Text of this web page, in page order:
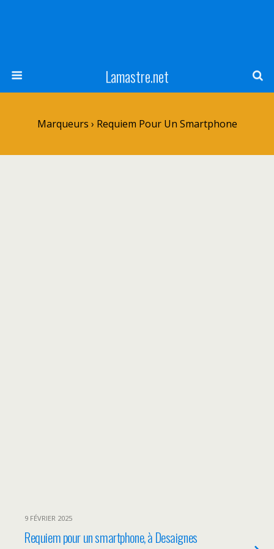
Lamastre.net
Marqueurs › Requiem Pour Un Smartphone
9 FÉVRIER 2025
Requiem pour un smartphone, à Desaignes